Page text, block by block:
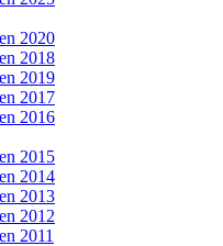
2020
2018
2019
2017
2016
2015
2014
2013
2012
2011